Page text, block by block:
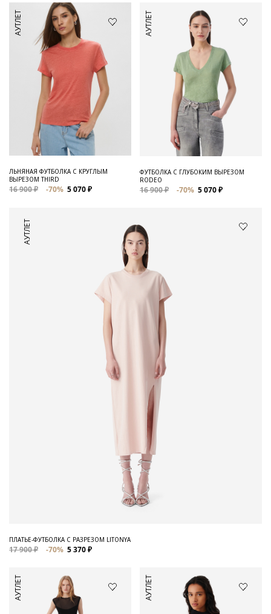
АУТЛЕТ
ЛЬНЯНАЯ ФУТБОЛКА С КРУГЛЫМ
ВЫРЕЗОМ THIRD
16 900 ₽ -70% 5 070 ₽
АУТЛЕТ
ФУТБОЛКА С ГЛУБОКИМ ВЫРЕЗОМ
RODEO
16 900 ₽ -70% 5 070 ₽
АУТЛЕТ
ПЛАТЬЕ-ФУТБОЛКА С РАЗРЕЗОМ LITONYA
17 900 ₽ -70% 5 370 ₽
АУТЛЕТ АУТЛЕТ